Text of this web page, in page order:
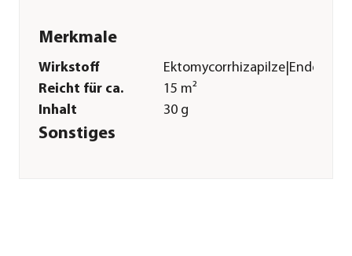
Merkmale
Wirkstoff
Reicht für ca.
15 m²
Inhalt
30 g
Sonstiges